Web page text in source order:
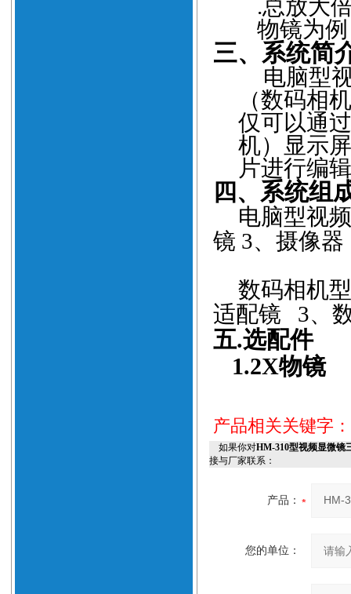
.总放大
物镜为
三、系统简
电脑型
（数码相
仅可以通
机）显示
片进行编
四、 系统组
电脑型视
镜 3、摄像器
数码相机
适配镜 3、
五.选配件
1.2X物镜
产品相关关键字
如果你对HM-310型视频显微镜
接与厂家联系：
产品：
您的单位：